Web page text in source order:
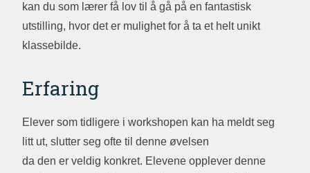
kan du som lærer få lov til å gå på en fantastisk
utstilling, hvor det er mulighet for å ta et helt unikt
klassebilde.
Erfaring
Elever som tidligere i workshopen kan ha meldt seg
litt ut, slutter seg ofte til denne øvelsen
da den er veldig konkret. Elevene opplever denne